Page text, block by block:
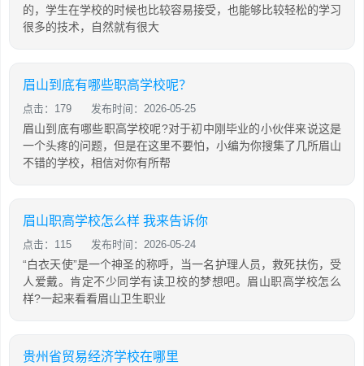
的，学生在学校的时候也比较容易接受，也能够比较轻松的学习
很多的技术，自然就有很大
眉山到底有哪些职高学校呢？
点击：179 发布时间：2026-05-25
眉山到底有哪些职高学校呢?对于初中刚毕业的小伙伴来说这是
一个头疼的问题，但是在这里不要怕，小编为你搜集了几所眉山
不错的学校，相信对你有所帮
眉山职高学校怎么样 我来告诉你
点击：115 发布时间：2026-05-24
“白衣天使”是一个神圣的称呼，当一名护理人员，救死扶伤，受
人爱戴。肯定不少同学有读卫校的梦想吧。眉山职高学校怎么
样?一起来看看眉山卫生职业
贵州省贸易经济学校在哪里